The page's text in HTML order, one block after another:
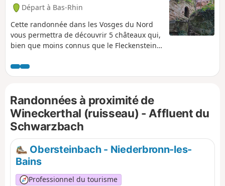
Départ à Bas-Rhin
Cette randonnée dans les Vosges du Nord
vous permettra de découvrir 5 châteaux qui,
bien que moins connus que le Fleckenstein,
partie de la balade se déroule sur des petits
chemins forestiers, ce qui rend celle-ci très
Randonnées à proximité de
Wineckerthal (ruisseau) - Affluent du
Schwarzbach
Obersteinbach - Niederbronn-les-
Bains
Professionnel du tourisme